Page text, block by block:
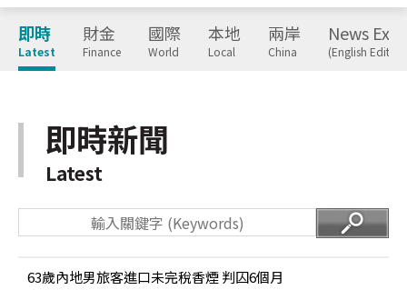
即時
Latest
財金
Finance
國際
World
本地
Local
兩岸
China
News
(English
即時新聞
Latest
63歲內地男旅客進口未完稅香煙 判囚6個月